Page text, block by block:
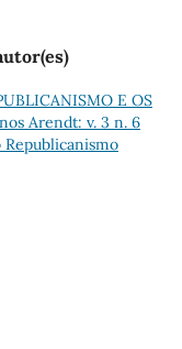
E OS
Arendt: v. 3 n. 6
Republicanismo